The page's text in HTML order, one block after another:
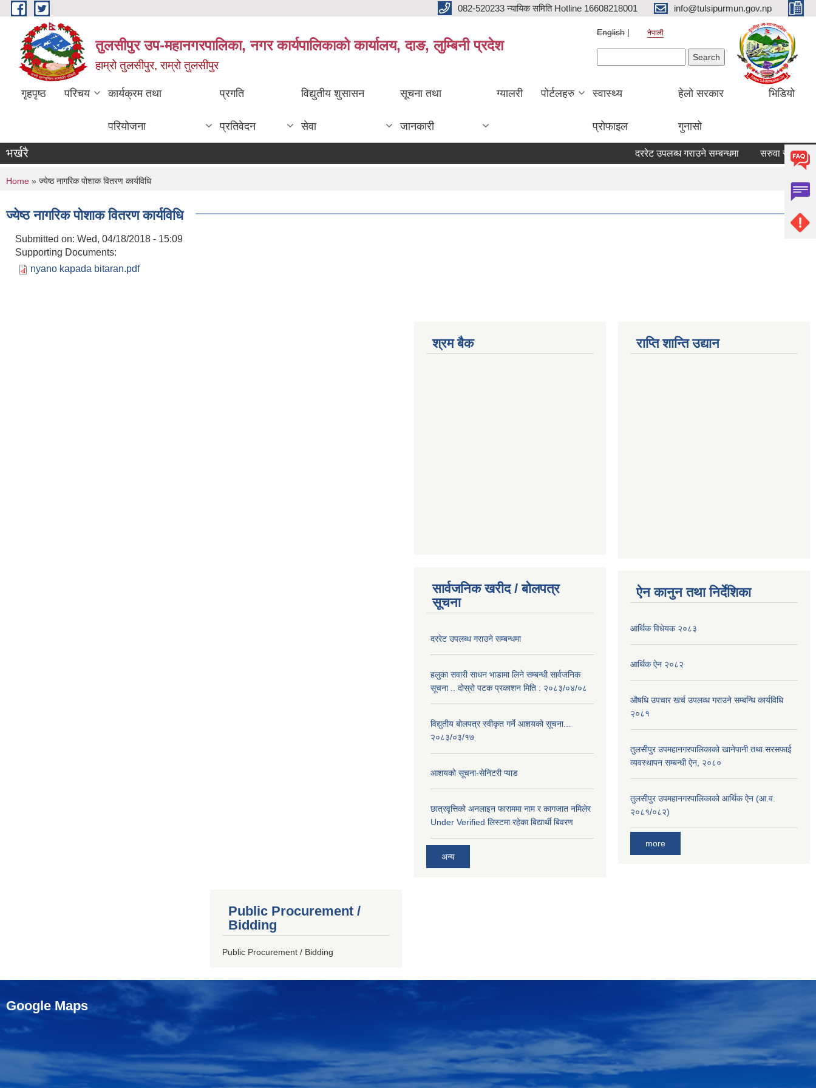
Skip to main content 082-520233 न्यायिक समिति Hotline 16608218001 info@tulsipurmun.gov.np
तुलसीपुर उप-महानगरपालिका, नगर कार्यपालिकाको कार्यालय, दाङ, लुम्बिनी प्रदेश
हाम्रो तुलसीपुर, राम्रो तुलसीपुर
English नेपाली
गृहपृष्ठ परिचय कार्यक्रम तथा
परियोजना
प्रगति
प्रतिवेदन
विद्युतीय शुसासन
सेवा
सूचना तथा
जानकारी
ग्यालरी पोर्टलहरु स्वास्थ्य
प्रोफाइल
हेलो सरकार
गुनासो
भिडियो
भर्खरै दररेट उपलब्ध गराउने सम्बन्धमा सरुवा सहमतिका
You are here
Home » ज्येष्ठ नागरिक पोशाक वितरण कार्यविधि
ज्येष्ठ नागरिक पोशाक वितरण कार्यविधि
Submitted on: Wed, 04/18/2018 - 15:09
Supporting Documents:
nyano kapada bitaran.pdf
श्रम बैक
सार्वजनिक खरीद / बोलपत्र
सूचना
दररेट उपलब्ध गराउने सम्बन्धमा
हलुका सवारी साधन भाडामा लिने सम्बन्धी सार्वजनिक
सूचना .. दोस्रो पटक प्रकाशन मिति : २०८३/०४/०८
विद्युतीय बोलपत्र स्वीकृत गर्ने आशयको सूचना...
२०८३/०३/१७
आशयको सूचना-सेनिटरी प्याड
छात्रवृत्तिको अनलाइन फाराममा नाम र कागजात नमिलेर
Under Verified लिस्टमा रहेका बिद्यार्थी बिवरण
अन्य
राप्ति शान्ति उद्यान
ऐन कानुन तथा निर्देशिका
आर्थिक विधेयक २०८३
आर्थिक ऐन २०८२
औषधि उपचार खर्च उपलव्ध गराउने सम्बन्धि कार्यविधि
२०८१
तुलसीपुर उपमहानगरपालिकाको खानेपानी तथा सरसफाई
व्यवस्थापन सम्बन्धी ऐन, २०८०
तुलसीपुर उपमहानगरपालिकाको आर्थिक ऐन (आ.व.
२०८१/०८२)
more
Public Procurement /
Bidding
Public Procurement / Bidding
Google Maps